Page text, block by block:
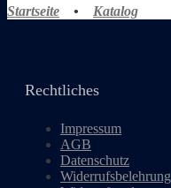
Startseite • Katalog
Rechtliches
Impressum
AGB
Datenschutz
Widerrufsbelehrung